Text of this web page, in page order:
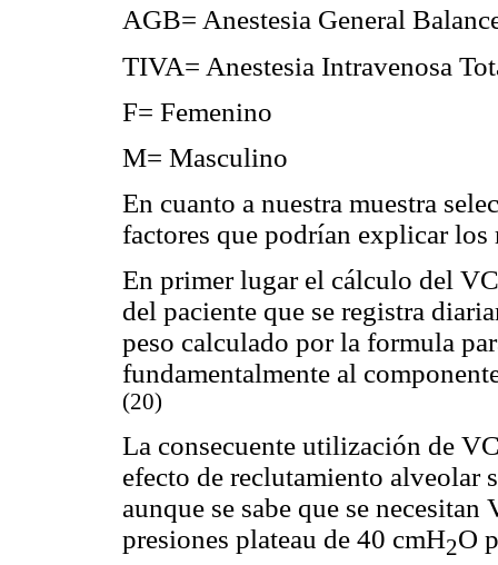
AGB= Anestesia General
TIVA= Anestesia Intravenosa
F= Femenino
M= Masculino
En cuanto a nuestra muestra
factores que podrían explicar los
En primer lugar el cálculo del
del paciente que se registra
peso calculado por la formula
fundamentalmente al
(20)
La consecuente utilización de
efecto de reclutamiento alveolar
aunque se sabe que se
presiones plateau de 40 cmH2O